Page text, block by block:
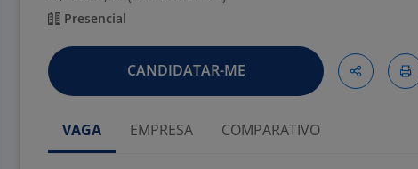
Presencial
CANDIDATAR-ME
VAGA EMPRESA COMPARATIVO